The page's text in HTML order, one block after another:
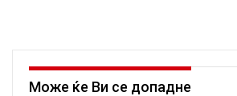
Може ќе Ви се допадне